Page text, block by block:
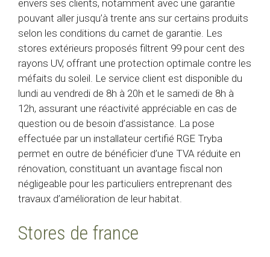
envers ses clients, notamment avec une garantie
pouvant aller jusqu’à trente ans sur certains produits
selon les conditions du carnet de garantie. Les
stores extérieurs proposés filtrent 99 pour cent des
rayons UV, offrant une protection optimale contre les
méfaits du soleil. Le service client est disponible du
lundi au vendredi de 8h à 20h et le samedi de 8h à
12h, assurant une réactivité appréciable en cas de
question ou de besoin d’assistance. La pose
effectuée par un installateur certifié RGE Tryba
permet en outre de bénéficier d’une TVA réduite en
rénovation, constituant un avantage fiscal non
négligeable pour les particuliers entreprenant des
travaux d’amélioration de leur habitat.
Stores de france